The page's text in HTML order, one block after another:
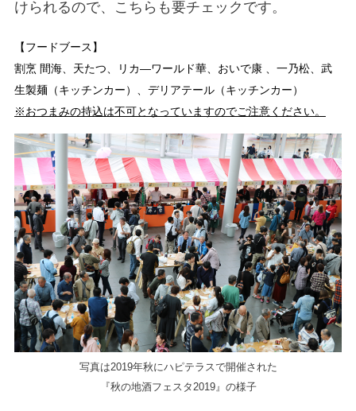
けられるので、こちらも要チェックです。
【フードブース】
割烹 間海、天たつ、リカ―ワールド華、おいで康 、一乃松、武
生製麺（キッチンカー）、デリアテール（キッチンカー）
※おつまみの持込は不可となっていますのでご注意ください。
写真は2019年秋にハピテラスで開催された
『秋の地酒フェスタ2019』の様子